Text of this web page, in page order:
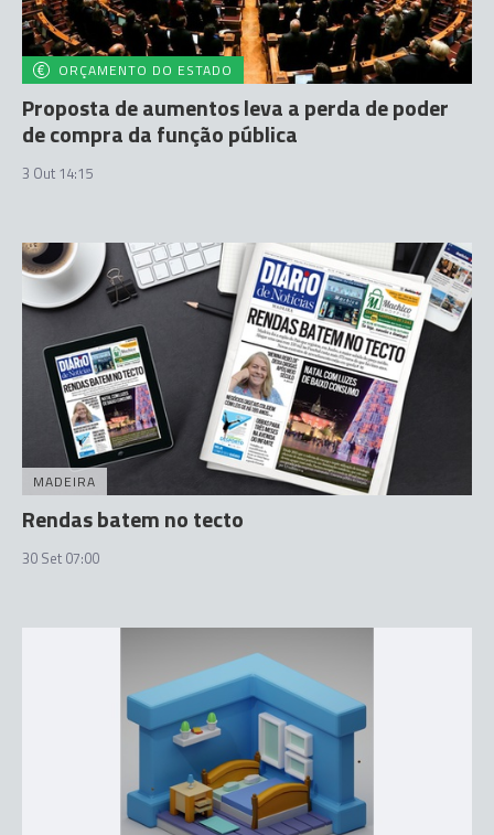
ORÇAMENTO DO ESTADO
Proposta de aumentos leva a perda de poder
de compra da função pública
3 Out 14:15
MADEIRA
Rendas batem no tecto
30 Set 07:00